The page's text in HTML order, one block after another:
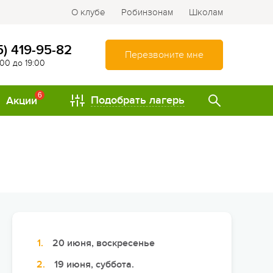
О клубе Робинзонам Школам
419-95-82
до 19:00
Перезвоните мне
развивающие лагеря
Походы и путешествия
Акции6 Подобрать лагерь
20 июня, воскресенье
19 июня, суббота.